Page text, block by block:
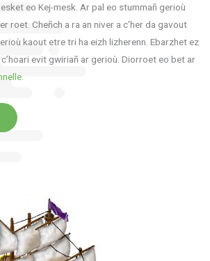
eo Kej-mesk. Ar pal eo stummañ gerioù
roet. Cheñch a ra an niver a c’her da gavout
kaout etre tri ha eizh lizherenn. Ebarzhet ez
evit gwiriañ ar gerioù. Diorroet eo bet ar
.